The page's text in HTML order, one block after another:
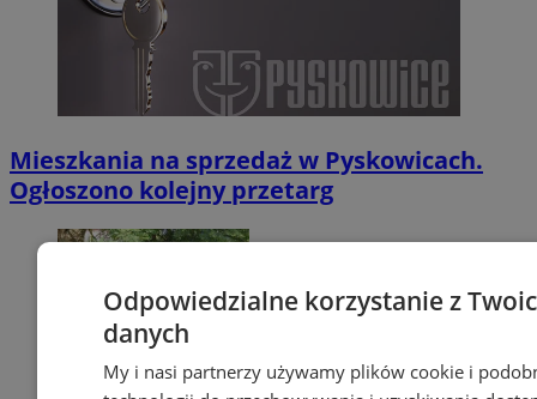
Mieszkania na sprzedaż w Pyskowicach.
Ogłoszono kolejny przetarg
Odpowiedzialne korzystanie z
danych
My i nasi partnerzy używamy plików cookie i